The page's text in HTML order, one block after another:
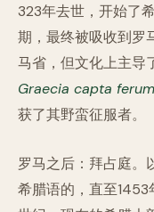
323年去世，开始了
期，最终被吸收到罗
马省，但文化上主导
Graecia capta
获了其野蛮征服者。
罗马之后：拜占庭。
希腊语的，直至1453